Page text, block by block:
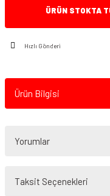
ÜRÜN STOKTA
Hızlı Gönderi
Ürün Bilgisi
Yorumlar
Taksit Seçenekleri